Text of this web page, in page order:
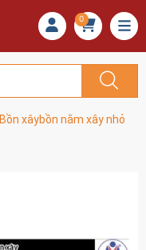
0
Bồn xâybồn nằm xây nhỏ